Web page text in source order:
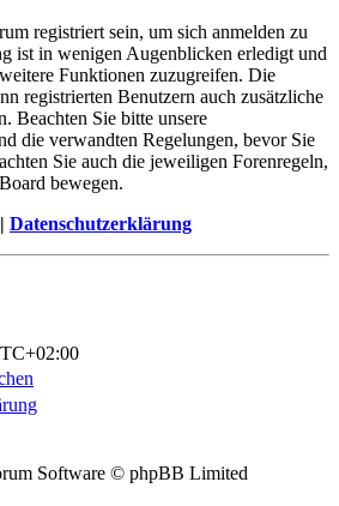
registriert sein, um sich anmelden zu
ist in wenigen Augenblicken erledigt und
Funktionen zuzugreifen. Die
registrierten Benutzern auch zusätzliche
Beachten Sie bitte unsere
die verwandten Regelungen, bevor Sie
Sie auch die jeweiligen Forenregeln,
bewegen.
| Datenschutzerklärung
Software © phpBB Limited